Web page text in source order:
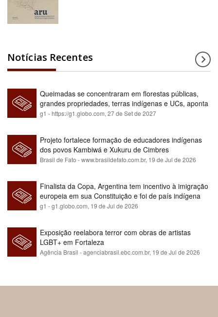
Notícias Recentes
Queimadas se concentraram em florestas públicas,
grandes propriedades, terras indígenas e UCs, aponta
relatório
g1 - https://g1.globo.com, 27 de Set de 2027
Projeto fortalece formação de educadores indígenas
dos povos Kambiwá e Xukuru de Cimbres
Brasil de Fato - www.brasildefato.com.br, 19 de Jul de 2026
Finalista da Copa, Argentina tem incentivo à imigração
europeia em sua Constituição e foi de país indígena
para maioria branca
g1 - g1.globo.com, 19 de Jul de 2026
Exposição reelabora terror com obras de artistas
LGBT+ em Fortaleza
Agência Brasil - agenciabrasil.ebc.com.br, 19 de Jul de 2026